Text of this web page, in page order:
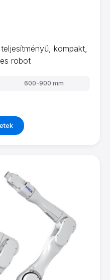
kompakt,
robot
600-900 mm